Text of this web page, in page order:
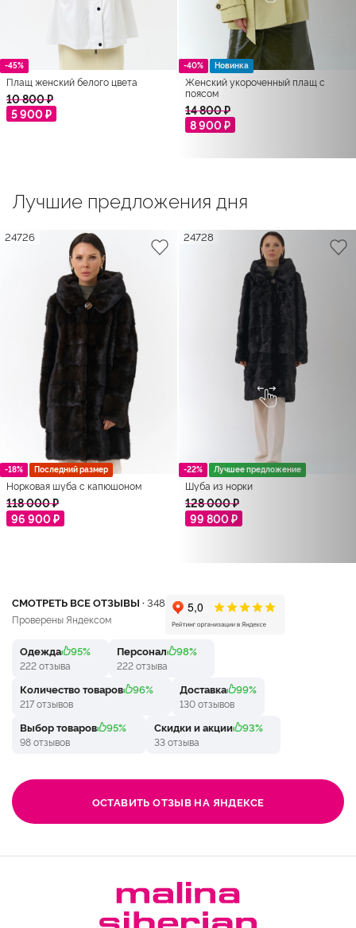
-45%
Плащ женский белого цвета
10 800 ₽
5 900 ₽
-40% Новинка
Женский укороченный плащ с
поясом
14 800 ₽
8 900 ₽
Лучшие предложения дня
-18% Последний размер
24726
Норковая шуба с капюшоном
118 000 ₽
96 900 ₽
-22% Лучшее предложение
24728
Шуба из норки
128 000 ₽
99 800 ₽
СМОТРЕТЬ ВСЕ ОТЗЫВЫ ·348
Проверены Яндексом
Одежда 95%
222 отзыва
Персонал 98%
222 отзыва
Количество товаров 96%
217 отзывов
Доставка 99%
130 отзывов
Выбор товаров 95%
98 отзывов
Скидки и акции 93%
33 отзыва
ОСТАВИТЬ ОТЗЫВ НА ЯНДЕКСЕ